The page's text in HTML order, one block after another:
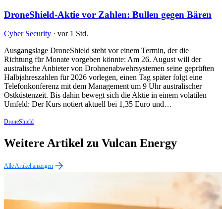
DroneShield-Aktie vor Zahlen: Bullen gegen Bären
Cyber Security · vor 1 Std.
Ausgangslage DroneShield steht vor einem Termin, der die
Richtung für Monate vorgeben könnte: Am 26. August will der
australische Anbieter von Drohnenabwehrsystemen seine geprüften
Halbjahreszahlen für 2026 vorlegen, einen Tag später folgt eine
Telefonkonferenz mit dem Management um 9 Uhr australischer
Ostküstenzeit. Bis dahin bewegt sich die Aktie in einem volatilen
Umfeld: Der Kurs notiert aktuell bei 1,35 Euro und…
DroneShield
Weitere Artikel zu Vulcan Energy
Alle Artikel anzeigen